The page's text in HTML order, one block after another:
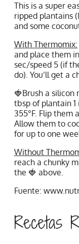
This is a super
ripped plantains
and some
With Thermomix:
and place them
sec/speed 5 (if
do). You’ll get a
🍓Brush a
tbsp of plantain
355°F. Flip them
Allow them to
for up to one
Without
reach a chunky
the 🍓 above.
Fuente:
Recetas